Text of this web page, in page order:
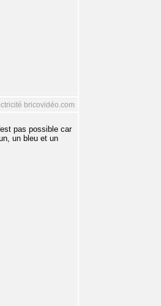
bricovidéo.com
pas possible car
un bleu et un